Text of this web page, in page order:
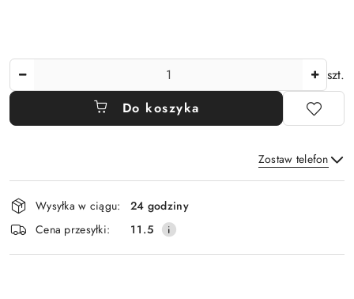
szt.
Do koszyka
Zostaw telefon
Wyślij
Dostępność
i
dostawa
Wysyłka w ciągu:
24 godziny
Cena przesyłki:
11.5